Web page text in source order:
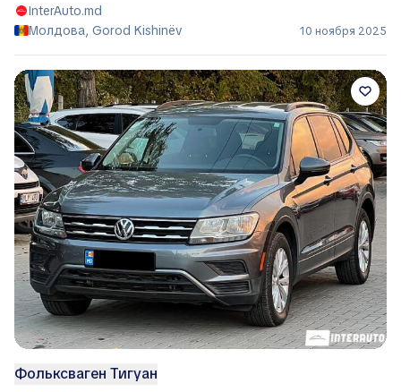
InterAuto.md
Молдова, Gorod Kishinëv
10 ноября 2025
Фольксваген Тигуан